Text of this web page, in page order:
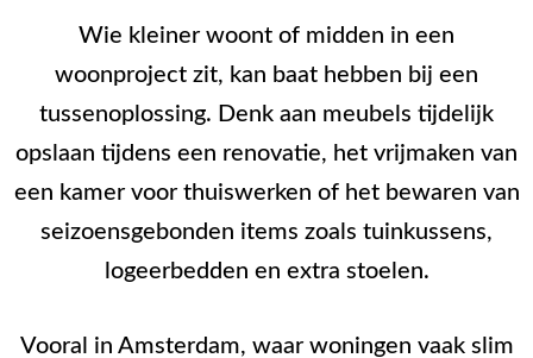
Wie kleiner woont of midden in een
woonproject zit, kan baat hebben bij een
tussenoplossing. Denk aan meubels tijdelijk
opslaan tijdens een renovatie, het vrijmaken van
een kamer voor thuiswerken of het bewaren van
seizoensgebonden items zoals tuinkussens,
logeerbedden en extra stoelen.
Vooral in Amsterdam, waar woningen vaak slim